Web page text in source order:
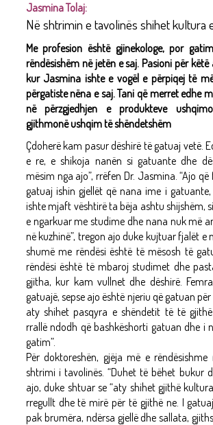
Jasmina Tolaj:
Në shtrimin e tavolinës shihet kultura
Me profesion është gjinekologe, por
rëndësishëm në jetën e saj. Pasioni për
kur Jasmina ishte e vogël e përpiqej të
përgatiste nëna e saj. Tani që merret edhe
në përzgjedhjen e produkteve
gjithmonë ushqim të shëndetshëm
Çdoherë kam pasur dëshirë të gatuaj vetë.
e re, e shikoja nanën si gatuante dhe
mësim nga ajo”, rrëfen Dr. Jasmina. “Ajo
gatuaj ishin gjellët që nana ime i
ishte mjaft vështirë ta bëja ashtu shijshëm,
e ngarkuar me studime dhe nana nuk më
në kuzhinë”, tregon ajo duke kujtuar fjalët e
shumë me rëndësi është të mësosh të
rëndësi është të mbaroj studimet dhe
gjitha, kur kam vullnet dhe dëshirë.
gatuajë, sepse ajo është njeriu që gatuan
aty shihet pasqyra e shëndetit të të
rrallë ndodh që bashkëshorti gatuan dhe i
gatim”.
Për doktoreshën, gjëja më e rëndësishme
shtrimi i tavolinës. “Duhet të bëhet bukur
ajo, duke shtuar se “aty shihet gjithë
rregullt dhe të mirë për të gjithë ne. I
pak brumëra, ndërsa gjellë dhe sallata,